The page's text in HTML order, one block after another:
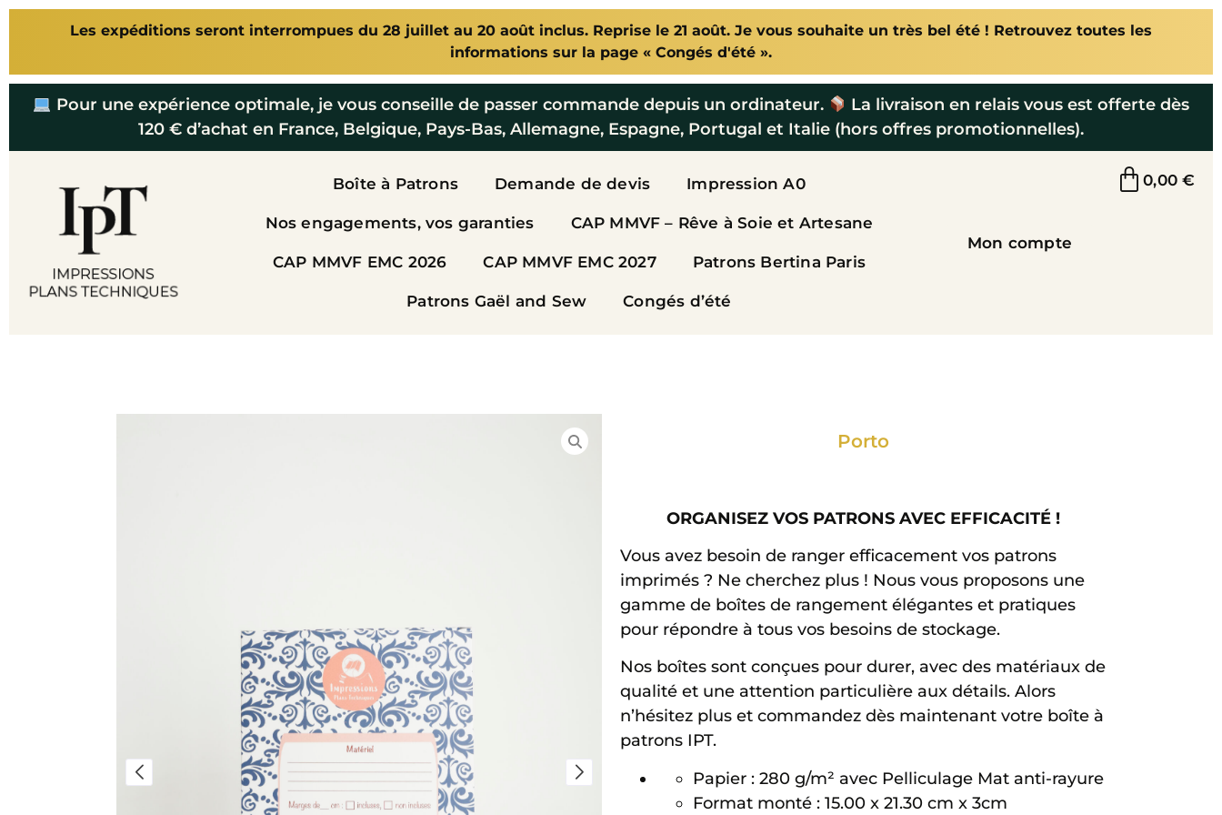
Les expéditions seront interrompues du 28 juillet au 20 août inclus. Reprise le 21 août. Je vous souhaite un très bel été ! Retrouvez toutes les
informations sur la page « Congés d'été ».
Pour une expérience optimale, je vous conseille de passer commande depuis un ordinateur.
La livraison en relais vous est offerte dès
120 € d’achat en France, Belgique, Pays-Bas, Allemagne, Espagne, Portugal et Italie (hors offres promotionnelles).
Boîte à Patrons Demande de devis Impression A0
Nos engagements, vos garanties CAP MMVF – Rêve à Soie et Artesane
CAP MMVF EMC 2026 CAP MMVF EMC 2027 Patrons Bertina Paris
Patrons Gaël and Sew Congés d’été
Mon compte
0,00€
Porto
ORGANISEZ VOS PATRONS AVEC EFFICACITÉ !
Vous avez besoin de ranger efficacement vos patrons
imprimés ? Ne cherchez plus ! Nous vous proposons une
gamme de boîtes de rangement élégantes et pratiques
pour répondre à tous vos besoins de stockage.
Nos boîtes sont conçues pour durer, avec des matériaux de
qualité et une attention particulière aux détails. Alors
n’hésitez plus et commandez dès maintenant votre boîte à
patrons IPT.
Papier : 280 g/m² avec Pelliculage Mat anti-rayure
Format monté : 15.00 x 21.30 cm x 3cm